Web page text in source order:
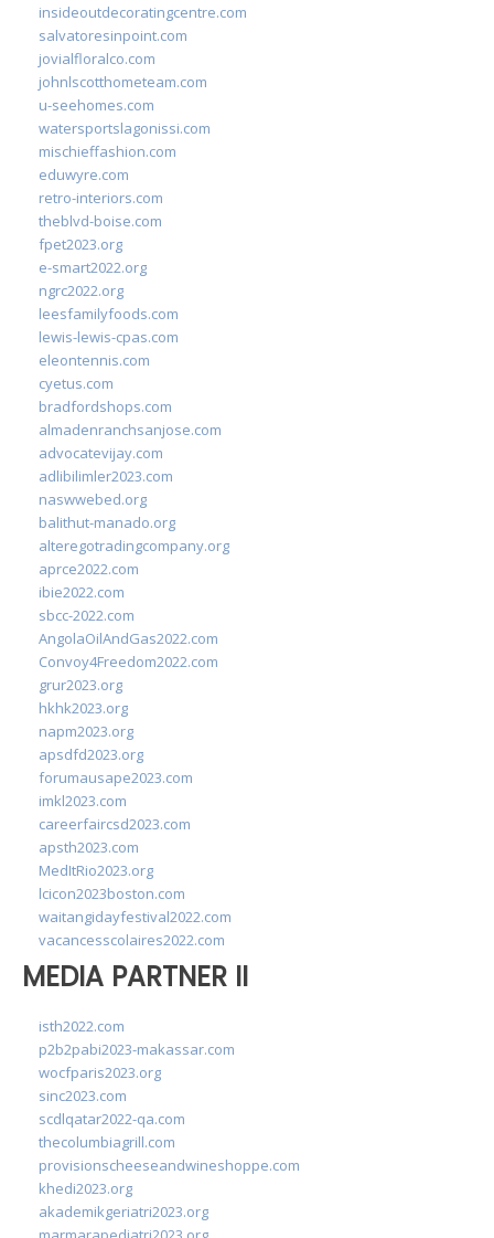
insideoutdecoratingcentre.com
salvatoresinpoint.com
jovialfloralco.com
johnlscotthometeam.com
u-seehomes.com
watersportslagonissi.com
mischieffashion.com
eduwyre.com
retro-interiors.com
theblvd-boise.com
fpet2023.org
e-smart2022.org
ngrc2022.org
leesfamilyfoods.com
lewis-lewis-cpas.com
eleontennis.com
cyetus.com
bradfordshops.com
almadenranchsanjose.com
advocatevijay.com
adlibilimler2023.com
naswwebed.org
balithut-manado.org
alteregotradingcompany.org
aprce2022.com
ibie2022.com
sbcc-2022.com
AngolaOilAndGas2022.com
Convoy4Freedom2022.com
grur2023.org
hkhk2023.org
napm2023.org
apsdfd2023.org
forumausape2023.com
imkl2023.com
careerfaircsd2023.com
apsth2023.com
MedItRio2023.org
lcicon2023boston.com
waitangidayfestival2022.com
vacancesscolaires2022.com
MEDIA PARTNER II
isth2022.com
p2b2pabi2023-makassar.com
wocfparis2023.org
sinc2023.com
scdlqatar2022-qa.com
thecolumbiagrill.com
provisionscheeseandwineshoppe.com
khedi2023.org
akademikgeriatri2023.org